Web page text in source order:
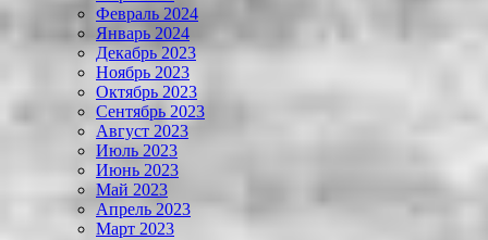
Февраль 2024
Январь 2024
Декабрь 2023
Ноябрь 2023
Октябрь 2023
Сентябрь 2023
Август 2023
Июль 2023
Июнь 2023
Май 2023
Апрель 2023
Март 2023